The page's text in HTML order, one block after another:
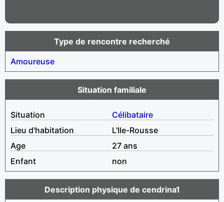
Type de rencontre recherché
Amoureuse
Situation familiale
Situation
Célibataire
Lieu d'habitation
L'Ile-Rousse
Age
27 ans
Enfant
non
Description physique de cendrina1